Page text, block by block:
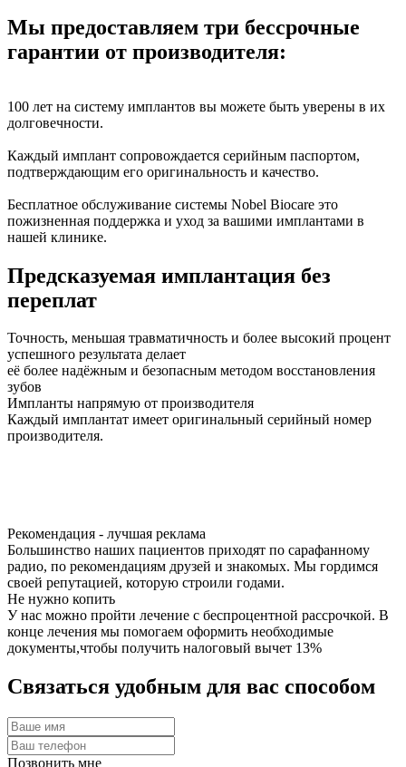
Мы предоставляем три бессрочные
гарантии от производителя:
100 лет на систему имплантов вы можете быть уверены в их
долговечности.
Каждый имплант сопровождается серийным паспортом,
подтверждающим его оригинальность и качество.
Бесплатное обслуживание системы Nobel Biocare это
пожизненная поддержка и уход за вашими имплантами в
нашей клинике.
Предсказуемая имплантация без
переплат
Точность, меньшая травматичность и более высокий процент
успешного результата делает
её более надёжным и безопасным методом восстановления
зубов
Импланты напрямую от производителя
Каждый имплантат имеет оригинальный серийный номер
производителя.
Рекомендация - лучшая реклама
Большинство наших пациентов приходят по сарафанному
радио, по рекомендациям друзей и знакомых. Мы гордимся
своей репутацией, которую строили годами.
Не нужно копить
У нас можно пройти лечение с беспроцентной рассрочкой. В
конце лечения мы помогаем оформить необходимые
документы,чтобы получить налоговый вычет 13%
Связаться удобным для вас способом
Позвонить мне